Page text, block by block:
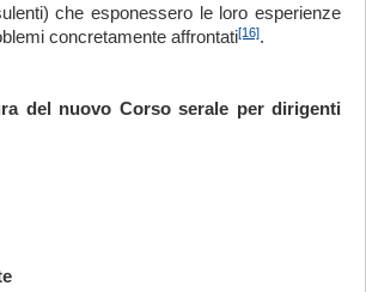
che esponessero le loro esperienze
concretamente affrontati[16].
del nuovo Corso serale per dirigenti